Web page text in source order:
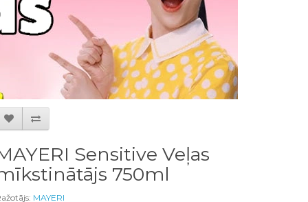
Sensitive Veļas
750ml
MAYERI